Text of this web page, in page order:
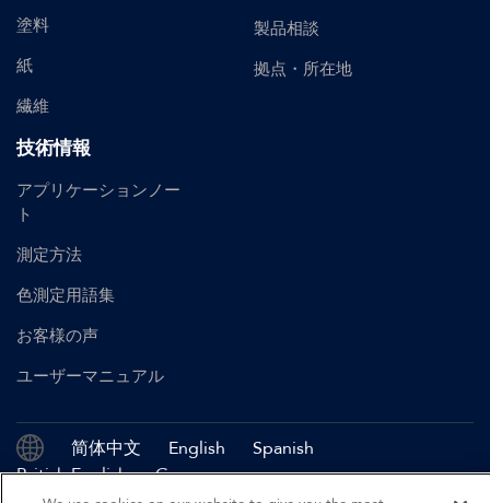
塗料
紙
繊維
技術情報
アプリケーションノー
ト
測定方法
色測定用語集
お客様の声
ユーザーマニュアル
製品相談
拠点・所在地
简体中文 English
Spanish
British English
German